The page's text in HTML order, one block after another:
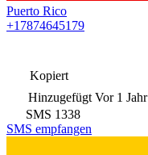
Puerto Rico
+17874645179
Kopiert
Hinzugefügt Vor 1 Jahr
SMS 1338
SMS empfangen